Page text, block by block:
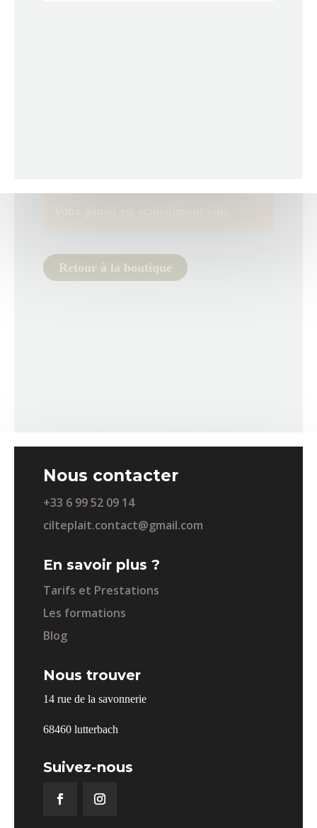
Retour à la boutique
Nous contacter
+33 6 99 52 09 14
cilteplait.contact@gmail.com
En savoir plus ?
Tarifs et Prestations
Les formations
Blog
Nous trouver
14 rue de la savonnerie
68460 lutterbach
Suivez-nous